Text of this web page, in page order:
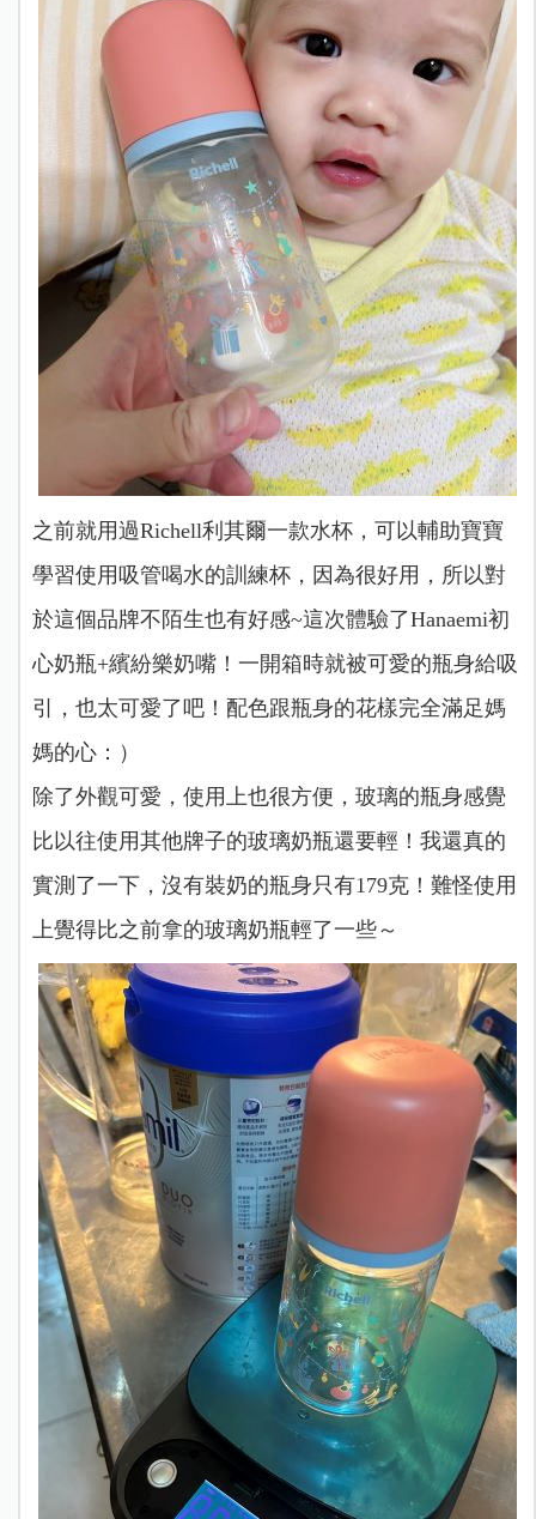
之前就用過Richell利其爾一款水杯，可以輔助寶寶
學習使用吸管喝水的訓練杯，因為很好用，所以對
於這個品牌不陌生也有好感~這次體驗了Hanaemi初
心奶瓶+繽紛樂奶嘴！一開箱時就被可愛的瓶身給吸
引，也太可愛了吧！配色跟瓶身的花樣完全滿足媽
媽的心：）
除了外觀可愛，使用上也很方便，玻璃的瓶身感覺
比以往使用其他牌子的玻璃奶瓶還要輕！我還真的
實測了一下，沒有裝奶的瓶身只有179克！難怪使用
上覺得比之前拿的玻璃奶瓶輕了一些～